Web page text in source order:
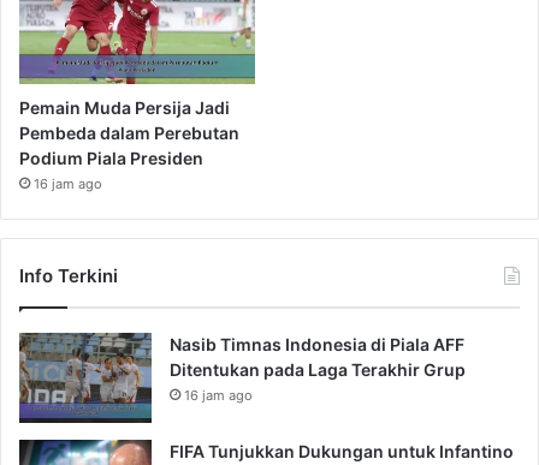
Pemain Muda Persija Jadi
Pembeda dalam Perebutan
Podium Piala Presiden
16 jam ago
Info Terkini
Nasib Timnas Indonesia di Piala AFF
Ditentukan pada Laga Terakhir Grup
16 jam ago
FIFA Tunjukkan Dukungan untuk Infantino